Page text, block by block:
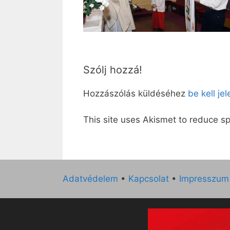
Szólj hozzá!
Hozzászólás küldéséhez be kell
This site uses Akismet to reduce
Adatvédelem • Kapcsolat • Impresszum